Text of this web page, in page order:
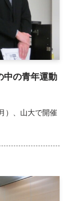
の青年運動
）、山大で開催